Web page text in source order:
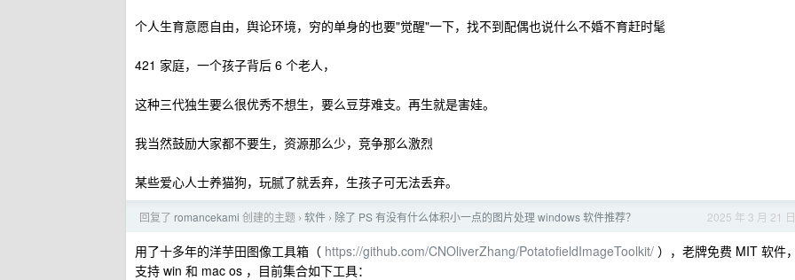
个人生育意愿自由，舆论环境，穷的单身的也要"觉醒"一下，找不到配偶也说什么不婚不育赶时髦
421 家庭，一个孩子背后 6 个老人，
这种三代独生要么很优秀不想生，要么豆芽难支。再生就是害娃。
我当然鼓励大家都不要生，资源那么少，竞争那么激烈
某些爱心人士养猫狗，玩腻了就丢弃，生孩子可无法丢弃。
2025 年 3 月 21 日
回复了 romancekami 创建的主题 › 软件 › 除了 PS 有没有什么体积小一点的图片处理 windows 软件推荐？
用了十多年的洋芋田图像工具箱（ https://github.com/CNOliverZhang/PotatofieldImageToolkit/ ），老牌免费 MIT 软件
支持 win 和 mac os ，目前集合如下工具：